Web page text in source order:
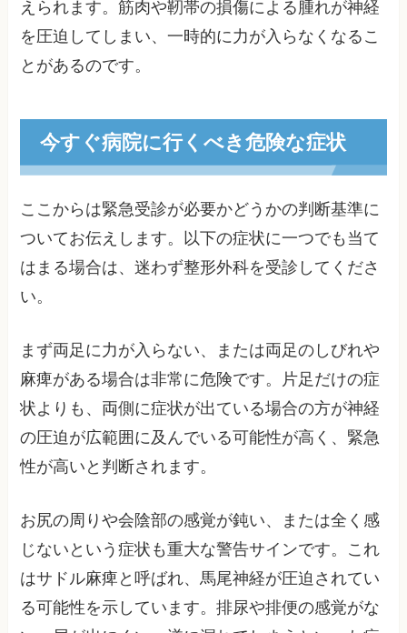
えられます。筋肉や靭帯の損傷による腫れが神経
を圧迫してしまい、一時的に力が入らなくなるこ
とがあるのです。
今すぐ病院に行くべき危険な症状
ここからは緊急受診が必要かどうかの判断基準に
ついてお伝えします。以下の症状に一つでも当て
はまる場合は、迷わず整形外科を受診してくださ
い。
まず両足に力が入らない、または両足のしびれや
麻痺がある場合は非常に危険です。片足だけの症
状よりも、両側に症状が出ている場合の方が神経
の圧迫が広範囲に及んでいる可能性が高く、緊急
性が高いと判断されます。
お尻の周りや会陰部の感覚が鈍い、または全く感
じないという症状も重大な警告サインです。これ
はサドル麻痺と呼ばれ、馬尾神経が圧迫されてい
る可能性を示しています。排尿や排便の感覚がな